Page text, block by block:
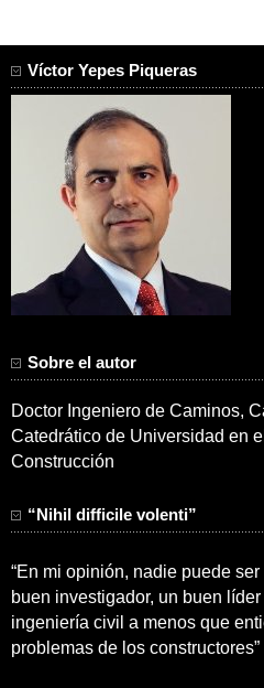
Víctor Yepes Piqueras
Sobre el autor
Doctor Ingeniero de Caminos,
Catedrático de Universidad en
Construcción
“Nihil difficile volenti”
“En mi opinión, nadie puede
buen investigador, un buen
ingeniería civil a menos que
problemas de los constructores”